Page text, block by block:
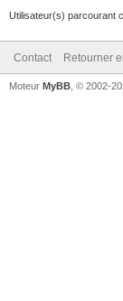
Utilisateur(s) parcourant
Contact Retourner
Moteur MyBB , © 2002-